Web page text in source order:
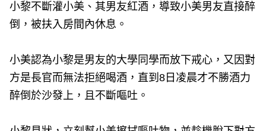
小黎不斷灌小美、其男友紅酒，導致小美男友直接醉
倒，被扶入房間內休息。
小美認為小黎是男友的大學同學而放下戒心，又因對
方是長官而無法拒絕喝酒，直到8日凌晨才不勝酒力
醉倒於沙發上，且不斷嘔吐。